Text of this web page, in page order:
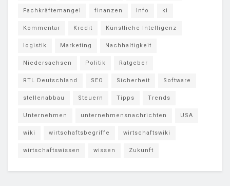
Fachkräftemangel finanzen Info ki
Kommentar Kredit Künstliche Intelligenz
logistik Marketing Nachhaltigkeit
Niedersachsen Politik Ratgeber
RTL Deutschland SEO Sicherheit Software
stellenabbau Steuern Tipps Trends
Unternehmen unternehmensnachrichten USA
wiki wirtschaftsbegriffe wirtschaftswiki
wirtschaftswissen wissen Zukunft